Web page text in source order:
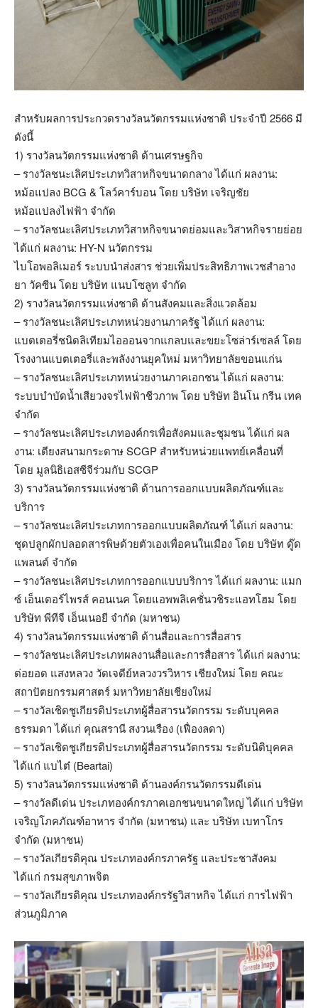
สำหรับผลการประกวดรางวัลนวัตกรรมแห่งชาติ ประจำปี 2566 มี
ดังนี้
1) รางวัลนวัตกรรมแห่งชาติ ด้านเศรษฐกิจ
– รางวัลชนะเลิศประเภทวิสาหกิจขนาดกลาง ได้แก่ ผลงาน:
หม้อแปลง BCG & โลว์คาร์บอน โดย บริษัท เจริญชัย
หม้อแปลงไฟฟ้า จำกัด
– รางวัลชนะเลิศประเภทวิสาหกิจขนาดย่อมและวิสาหกิจรายย่อย
ได้แก่ ผลงาน: HY-N นวัตกรรม
ไบโอพอลิเมอร์ ระบบนำส่งสาร ช่วยเพิ่มประสิทธิภาพเวชสำอาง
ยา วัคซีน โดย บริษัท แนบโซลูท จำกัด
2) รางวัลนวัตกรรมแห่งชาติ ด้านสังคมและสิ่งแวดล้อม
– รางวัลชนะเลิศประเภทหน่วยงานภาครัฐ ได้แก่ ผลงาน:
แบตเตอรี่ชนิดลิเทียมไอออนจากแกลบและขยะโซล่าร์เซลล์ โดย
โรงงานแบตเตอรี่และพลังงานยุคใหม่ มหาวิทยาลัยขอนแก่น
– รางวัลชนะเลิศประเภทหน่วยงานภาคเอกชน ได้แก่ ผลงาน:
ระบบบำบัดน้ำเสียวงจรไฟฟ้าชีวภาพ โดย บริษัท อินโน กรีน เทค
จำกัด
– รางวัลชนะเลิศประเภทองค์กรเพื่อสังคมและชุมชน ได้แก่ ผล
งาน: เตียงสนามกระดาษ SCGP สำหรับหน่วยแพทย์เคลื่อนที่
โดย มูลนิธิเอสซีจีร่วมกับ SCGP
3) รางวัลนวัตกรรมแห่งชาติ ด้านการออกแบบผลิตภัณฑ์และ
บริการ
– รางวัลชนะเลิศประเภทการออกแบบผลิตภัณฑ์ ได้แก่ ผลงาน:
ชุดปลูกผักปลอดสารพิษด้วยตัวเองเพื่อคนในเมือง โดย บริษัท ดู๊ด
แพลนต์ จำกัด
– รางวัลชนะเลิศประเภทการออกแบบบริการ ได้แก่ ผลงาน: แมก
ซ์ เอ็นเตอร์ไพรส์ คอนเนค โดยแอพพลิเคชั่นวชิระแอทโฮม โดย
บริษัท พีทีจี เอ็นเนอยี จำกัด (มหาชน)
4) รางวัลนวัตกรรมแห่งชาติ ด้านสื่อและการสื่อสาร
– รางวัลชนะเลิศประเภทผลงานสื่อและการสื่อสาร ได้แก่ ผลงาน:
ต่อยอด แสงหลวง วัดเจดีย์หลวงวรวิหาร เชียงใหม่ โดย คณะ
สถาปัตยกรรมศาสตร์ มหาวิทยาลัยเชียงใหม่
– รางวัลเชิดชูเกียรติประเภทผู้สื่อสารนวัตกรรม ระดับบุคคล
ธรรมดา ได้แก่ คุณสรานี สงวนเรือง (เฟื่องลดา)
– รางวัลเชิดชูเกียรติประเภทผู้สื่อสารนวัตกรรม ระดับนิติบุคคล
ได้แก่ แบไต๋ (Beartai)
5) รางวัลนวัตกรรมแห่งชาติ ด้านองค์กรนวัตกรรมดีเด่น
– รางวัลดีเด่น ประเภทองค์กรภาคเอกชนขนาดใหญ่ ได้แก่ บริษัท
เจริญโภคภัณฑ์อาหาร จำกัด (มหาชน) และ บริษัท เบทาโกร
จำกัด (มหาชน)
– รางวัลเกียรติคุณ ประเภทองค์กรภาครัฐ และประชาสังคม
ได้แก่ กรมสุขภาพจิต
– รางวัลเกียรติคุณ ประเภทองค์กรรัฐวิสาหกิจ ได้แก่ การไฟฟ้า
ส่วนภูมิภาค